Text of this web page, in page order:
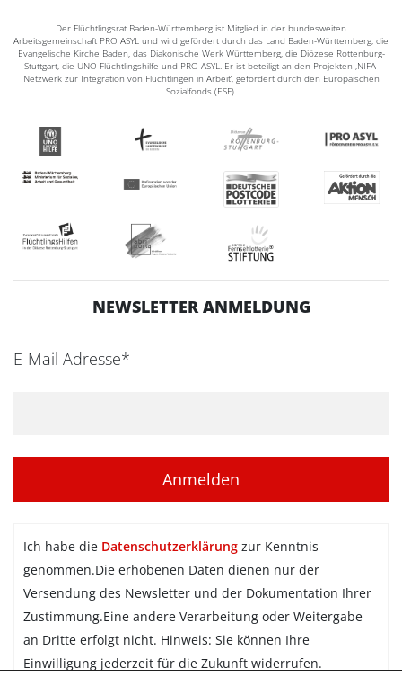
Der Flüchtlingsrat Baden-Württemberg ist Mitglied in der bundesweiten
Arbeitsgemeinschaft PRO ASYL und wird gefördert durch das Land Baden-Württemberg, die
Evangelische Kirche Baden, das Diakonische Werk Württemberg, die Diözese Rottenburg-
Stuttgart, die UNO-Flüchtlingshilfe und PRO ASYL. Er ist beteiligt an den Projekten ‚NIFA-
Netzwerk zur Integration von Flüchtlingen in Arbeit‘, gefördert durch den Europäischen
Sozialfonds (ESF).
NEWSLETTER ANMELDUNG
E-Mail Adresse*
Ich habe die Datenschutzerklärung zur Kenntnis
genommen.Die erhobenen Daten dienen nur der
Versendung des Newsletter und der Dokumentation Ihrer
Zustimmung.Eine andere Verarbeitung oder Weitergabe
an Dritte erfolgt nicht. Hinweis: Sie können Ihre
Einwilligung jederzeit für die Zukunft widerrufen.